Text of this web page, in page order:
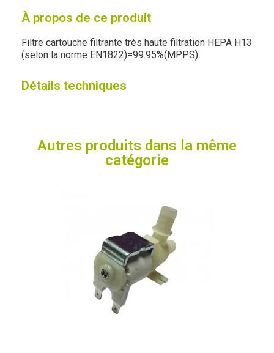
À propos de ce produit
Filtre cartouche filtrante très haute filtration HEPA H13
(selon la norme EN1822)=99.95%(MPPS).
Détails techniques
Autres produits dans la même
catégorie